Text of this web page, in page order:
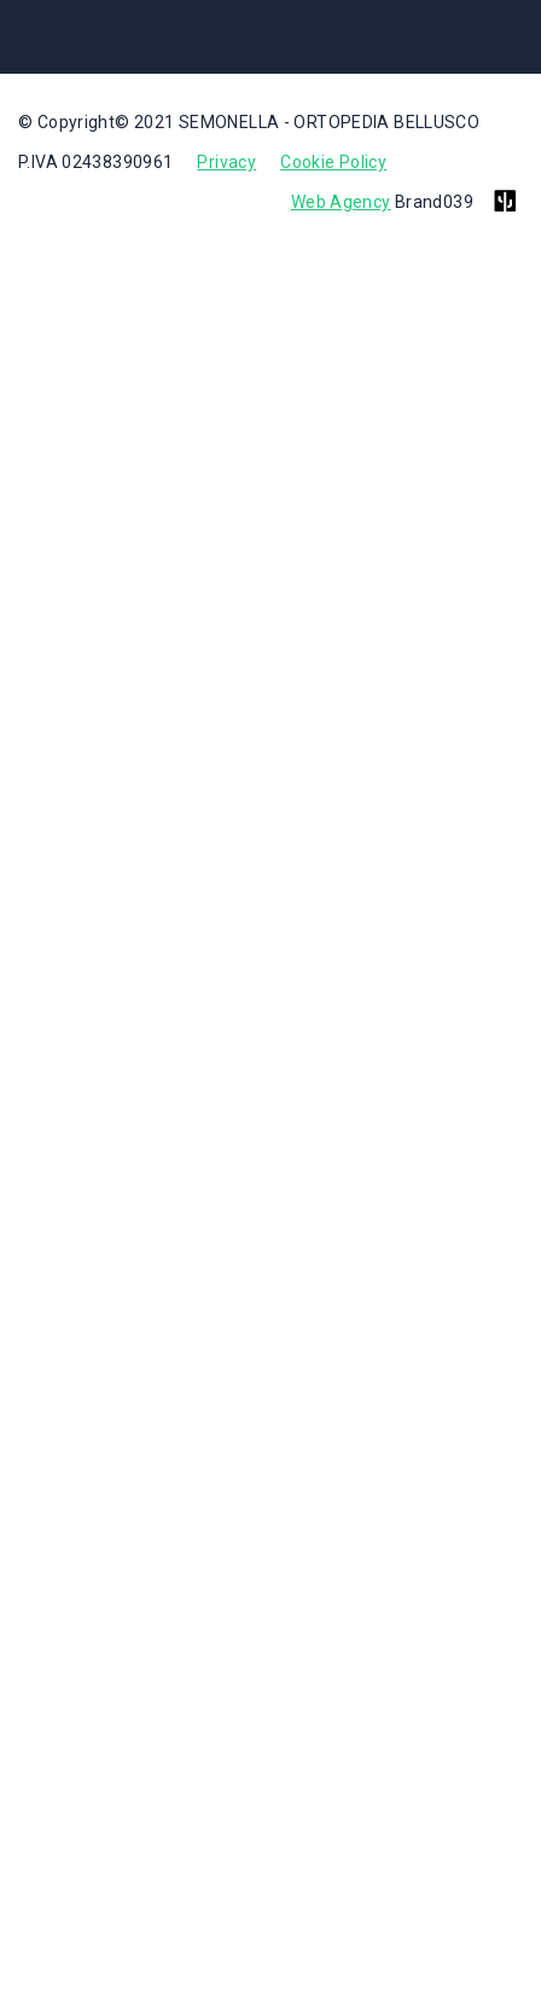
© Copyright© 2021 SEMONELLA - ORTOPEDIA BELLUSCO
P.IVA 02438390961 Privacy Cookie Policy
Web Agency Brand039